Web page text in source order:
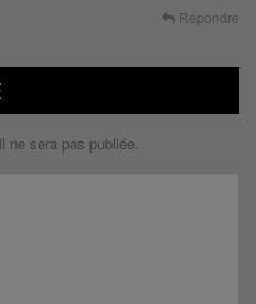
Répondre
ne sera pas publiée.